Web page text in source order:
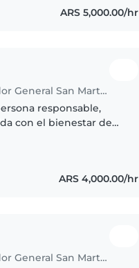
ARS 5,000.00/hr
Babysitter in Ciudad del Libertador General San Martín
responsable,
con el bienestar de
ARS 4,000.00/hr
Babysitter in Ciudad del Libertador General San Martín